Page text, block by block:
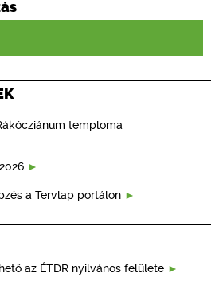
temploma
a Tervlap portálon
az ÉTDR nyilvános felülete